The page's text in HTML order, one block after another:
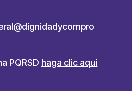
PQRSD haga clic aquí